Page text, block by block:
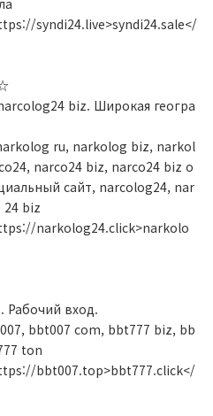
syndi24.live>syndi24.sale</
biz. Широкая геогра
ru, narkolog biz, narkol
narco24 biz, narco24 biz о
сайт, narcolog24, nar
24 biz
narkolog24.click>narkolo
вход.
bbt007 com, bbt777 biz, bb
ton
bbt007.top>bbt777.click</